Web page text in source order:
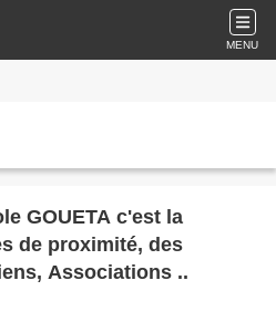
MENU
GOUETA c'est la
de proximité, des
Associations ..